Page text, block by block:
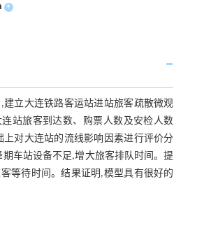
+
建立大连铁路客运站进站旅客疏散微观
站旅客到达数、购票人数及安检人数
上对大连站的流线影响因素进行评价分
车站设备不足,增大旅客排队时间。提
等待时间。结果证明,模型具有很好的